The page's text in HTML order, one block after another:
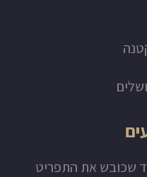
שכובש את התפריט